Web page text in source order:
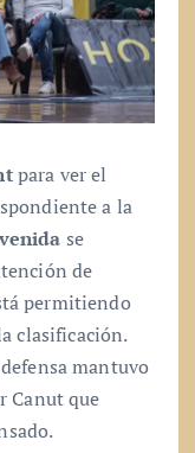
para ver el
a la
se
de
permitiendo
clasificación.
mantuvo
Canut que